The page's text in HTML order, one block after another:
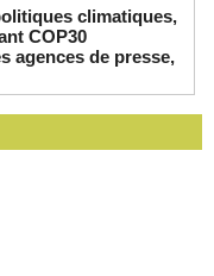
climatiques,
COP30
agences de presse,